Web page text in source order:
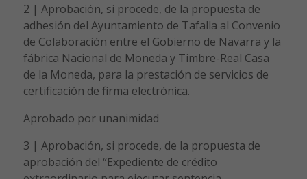
2 | Aprobación, si procede, de la propuesta de
adhesión del Ayuntamiento de Tafalla al Convenio
de Colaboración entre el Gobierno de Navarra y la
fábrica Nacional de Moneda y Timbre-Real Casa
de la Moneda, para la prestación de servicios de
certificación de firma electrónica.
Aprobado por unanimidad
3 | Aprobación, si procede, de la propuesta de
aprobación del “Expediente de crédito